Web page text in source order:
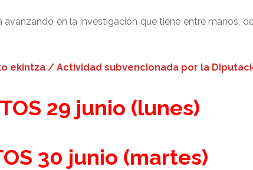
en la investigación que tiene entre manos,
ekintza / Actividad subvencionada por la
29 junio (lunes)
30 junio (martes)